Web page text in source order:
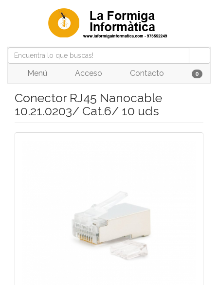
Menú Acceso Contacto 0
Conector RJ45 Nanocable
10.21.0203/ Cat.6/ 10 uds